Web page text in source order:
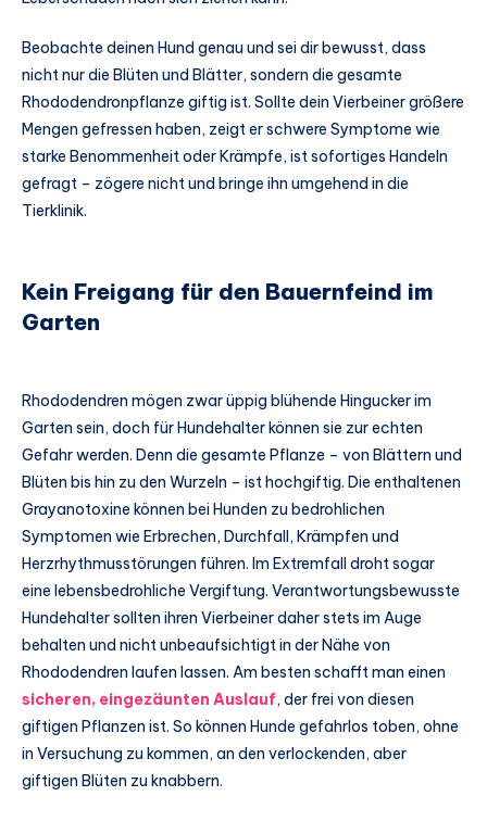
Beobachte deinen Hund genau und sei dir bewusst, dass
nicht nur die Blüten und Blätter, sondern die gesamte
Rhododendronpflanze giftig ist. Sollte dein Vierbeiner größere
Mengen gefressen haben, zeigt er schwere Symptome wie
starke Benommenheit oder Krämpfe, ist sofortiges Handeln
gefragt – zögere nicht und bringe ihn umgehend in die
Tierklinik.
Kein Freigang für den Bauernfeind im
Garten
Rhododendren mögen zwar üppig blühende Hingucker im
Garten sein, doch für Hundehalter können sie zur echten
Gefahr werden. Denn die gesamte Pflanze – von Blättern und
Blüten bis hin zu den Wurzeln – ist hochgiftig. Die enthaltenen
Grayanotoxine können bei Hunden zu bedrohlichen
Symptomen wie Erbrechen, Durchfall, Krämpfen und
Herzrhythmusstörungen führen. Im Extremfall droht sogar
eine lebensbedrohliche Vergiftung. Verantwortungsbewusste
Hundehalter sollten ihren Vierbeiner daher stets im Auge
behalten und nicht unbeaufsichtigt in der Nähe von
Rhododendren laufen lassen. Am besten schafft man einen
sicheren, eingezäunten Auslauf, der frei von diesen
giftigen Pflanzen ist. So können Hunde gefahrlos toben, ohne
in Versuchung zu kommen, an den verlockenden, aber
giftigen Blüten zu knabbern.